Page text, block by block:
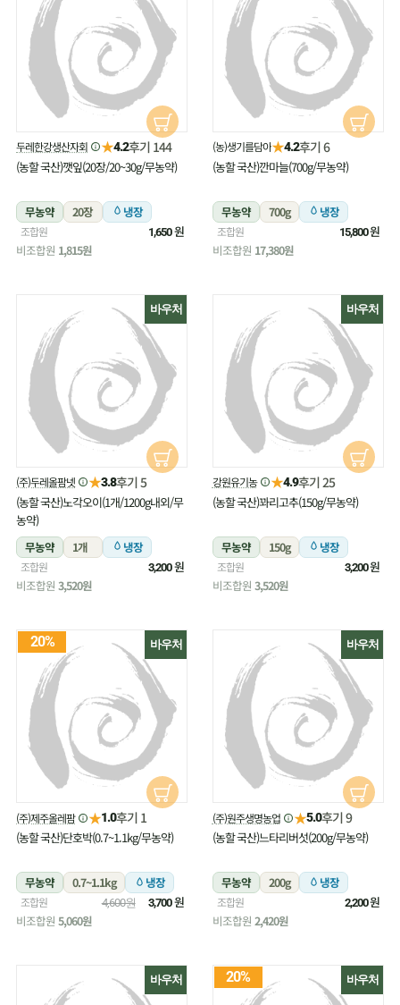
(농)생기를담아★4.2후기 6
(농할 국산)깐마늘(700g/무농약)
무농약 700g 냉장
조합원 15,800원
비조합원 17,380원
두레한강생산자회 ★4.2후기 144
(농할 국산)깻잎(20장/20~30g/무농약)
무농약 20장 냉장
조합원 1,650원
비조합원 1,815원
바우처
강원유기농 ★4.9후기 25
(농할 국산)꽈리고추(150g/무농약)
무농약 150g 냉장
조합원 3,200원
비조합원 3,520원
바우처
(주)두레올팜넷 ★3.8후기 5
(농할 국산)노각오이(1개/1200g내외/무
농약)
무농약
1개 냉장
조합원 3,200원
비조합원 3,520원
바우처
(주)원주생명농업 ★5.0후기 9
(농할 국산)느타리버섯(200g/무농약)
무농약 200g 냉장
조합원 2,200원
비조합원 2,420원
바우처
20%
(주)제주올레팜 ★1.0후기 1
(농할 국산)단호박(0.7~1.1kg/무농약)
무농약 0.7~1.1kg 냉장
조합원 4,600원 3,700원
비조합원 5,060원
바우처
20%
바우처